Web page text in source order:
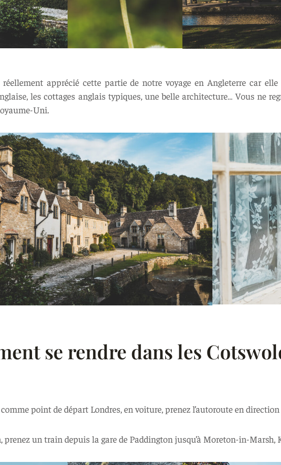
apprécié cette partie de notre voyage en Angleterre car
les cottages anglais typiques, une belle architecture… Vous ne
Uni.
se rendre dans les
point de départ Londres, en voiture, prenez l’autoroute en
prenez un train depuis la gare de Paddington jusqu’à Moreton-in-Marsh,